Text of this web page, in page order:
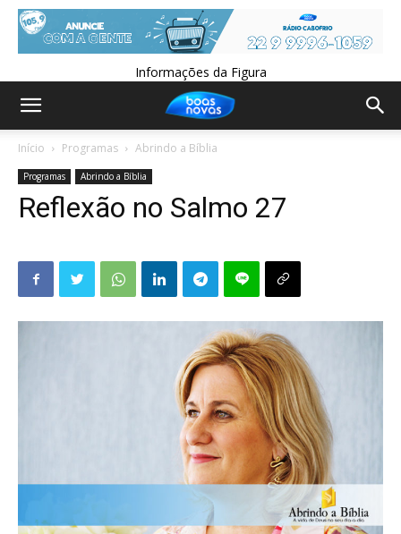
Informações da Figura
Início Programas Abrindo a Bíblia
Programas Abrindo a Bíblia
Reflexão no Salmo 27